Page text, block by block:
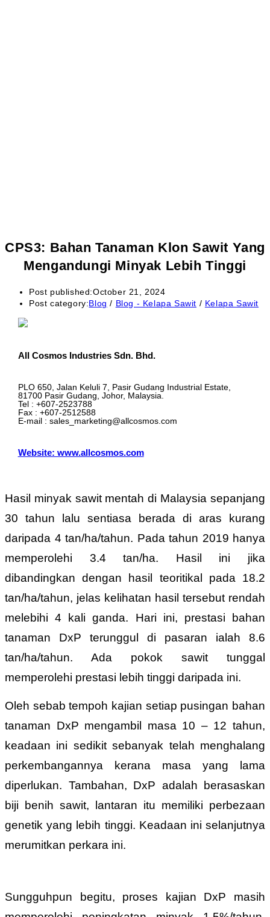
CPS3: Bahan Tanaman Klon Sawit Yang
Mengandungi Minyak Lebih Tinggi
Post published:October 21, 2024
Post category:Blog / Blog - Kelapa Sawit / Kelapa Sawit
All Cosmos Industries Sdn. Bhd.
PLO 650, Jalan Keluli 7, Pasir Gudang Industrial Estate,
81700 Pasir Gudang, Johor, Malaysia.
Tel : +607-2523788
Fax : +607-2512588
E-mail : sales_marketing@allcosmos.com
Website: www.allcosmos.com
Hasil minyak sawit mentah di Malaysia sepanjang
30 tahun lalu sentiasa berada di aras kurang
daripada 4 tan/ha/tahun. Pada tahun 2019 hanya
memperolehi 3.4 tan/ha. Hasil ini jika
dibandingkan dengan hasil teoritikal pada 18.2
tan/ha/tahun, jelas kelihatan hasil tersebut rendah
melebihi 4 kali ganda. Hari ini, prestasi bahan
tanaman DxP terunggul di pasaran ialah 8.6
tan/ha/tahun. Ada pokok sawit tunggal
memperolehi prestasi lebih tinggi daripada ini.
Oleh sebab tempoh kajian setiap pusingan bahan
tanaman DxP mengambil masa 10 – 12 tahun,
keadaan ini sedikit sebanyak telah menghalang
perkembangannya kerana masa yang lama
diperlukan. Tambahan, DxP adalah berasaskan
biji benih sawit, lantaran itu memiliki perbezaan
genetik yang lebih tinggi. Keadaan ini selanjutnya
merumitkan perkara ini.
Sungguhpun begitu, proses kajian DxP masih